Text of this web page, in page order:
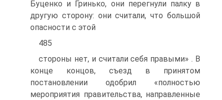
Буценко и Гринько, они перегнули палку в
другую сторону: они считали, что большой
опасности с этой
485
стороны нет, и считали себя правыми» . В
конце концов, съезд в принятом
постановлении одобрил «полностью
мероприятия правительства, направленные